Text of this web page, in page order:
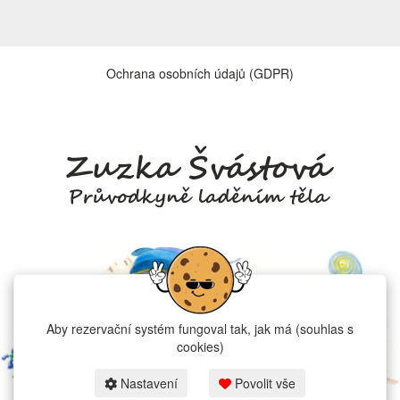
Ochrana osobních údajů (GDPR)
Aby rezervační systém fungoval tak, jak má (souhlas s
cookies)
Nastavení Povolit vše